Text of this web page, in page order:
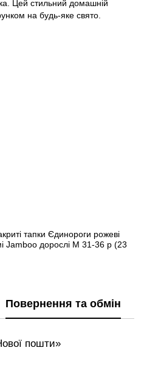
Цей стильний домашній
на будь-яке свято.
тапки Єдинороги рожеві
Jamboo дорослі M 31-36 р (23
Повернення та обмін
пошти»